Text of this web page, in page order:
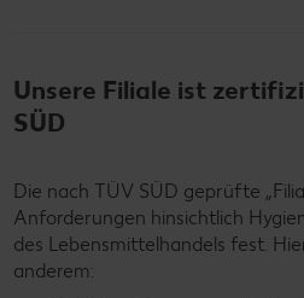
Unsere Filiale ist
SÜD
Die nach TÜV SÜD geprüfte
Anforderungen hinsichtlich
des Lebensmittelhandels fest.
anderem: